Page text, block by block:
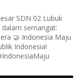
SDN 02 Lubuk
semangat:
🤝 Indonesia Maju
Indonesia!